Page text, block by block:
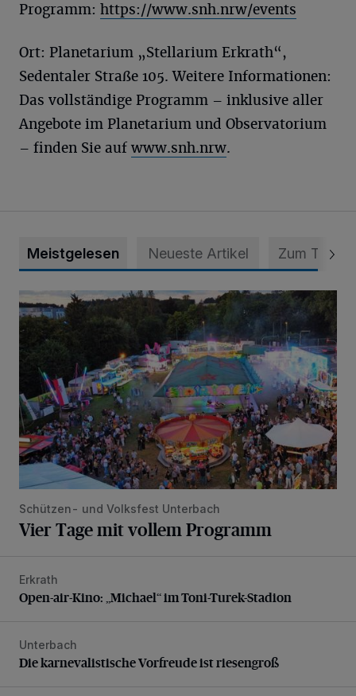
Programm: https://www.snh.nrw/events
Ort: Planetarium „Stellarium Erkrath“,
Sedentaler Straße 105. Weitere Informationen:
Das vollständige Programm – inklusive aller
Angebote im Planetarium und Observatorium
– finden Sie auf www.snh.nrw.
Meistgelesen Neueste Artikel Zum Thema
Vier Tage mit vollem Programm
Schützen- und Volksfest Unterbach
Vier Tage mit vollem Programm
Open-air-Kino: „Michael“ im Toni-Turek-Stadion
Erkrath
Open-air-Kino: „Michael“ im Toni-Turek-Stadion
Die karnevalistische Vorfreude ist riesengroß
Unterbach
Die karnevalistische Vorfreude ist riesengroß